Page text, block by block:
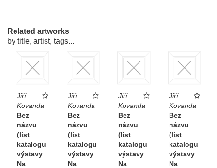
Related artworks
by title, artist, tags...
Jiří
Kovanda
Bez
názvu
(list
katalogu
výstavy
Na
Jiří
Kovanda
Bez
názvu
(list
katalogu
výstavy
Na
Jiří
Kovanda
Bez
názvu
(list
katalogu
výstavy
Na
Jiří
Kovanda
Bez
názvu
(list
katalogu
výstavy
Na